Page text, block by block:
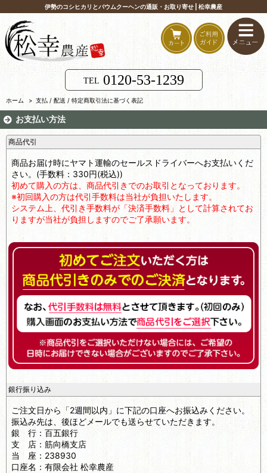
伊勢のコシヒカリとバウムクーヘンの通販・お取り寄せ | 松幸農産
TEL 0120-53-1239
ホーム > 支払 / 配送 / 特定商取引法に基づく表記
お支払い方法
商品代引
商品お届け時にヤマト運輸のセールスドライバーへお支払いくだ
さい。(手数料：330円(税込))
初めて購入の方は、商品代引きでのお取引となっております。
※初回購入の方は代引手数料は当社が負担いたします。
システム上、代引き手数料が「決済手数料」として計算されてお
りますが当社が負担しますのでご了承願います。
銀行振り込み
ご注文日から「2週間以内」に下記の口座へお振込みください。
振込み先は、後ほどメールでも送らせていただきます。
銀 行：百五銀行
支 店：筋向橋支店
当 座：238930
口座名：有限会社 松幸農産